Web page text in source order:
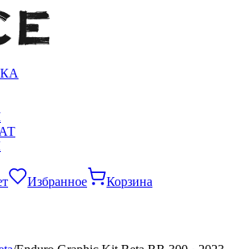
Избранное Корзина